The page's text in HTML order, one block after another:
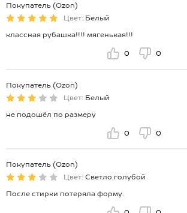
Покупатель (Ozon)
Цвет: Белый
классная рубашка!!!! мягенькая!!!
0 0
Покупатель (Ozon)
Цвет: Белый
не подошёл по размеру
0 0
Покупатель (Ozon)
Цвет: Светло.голубой
После стирки потеряла форму.